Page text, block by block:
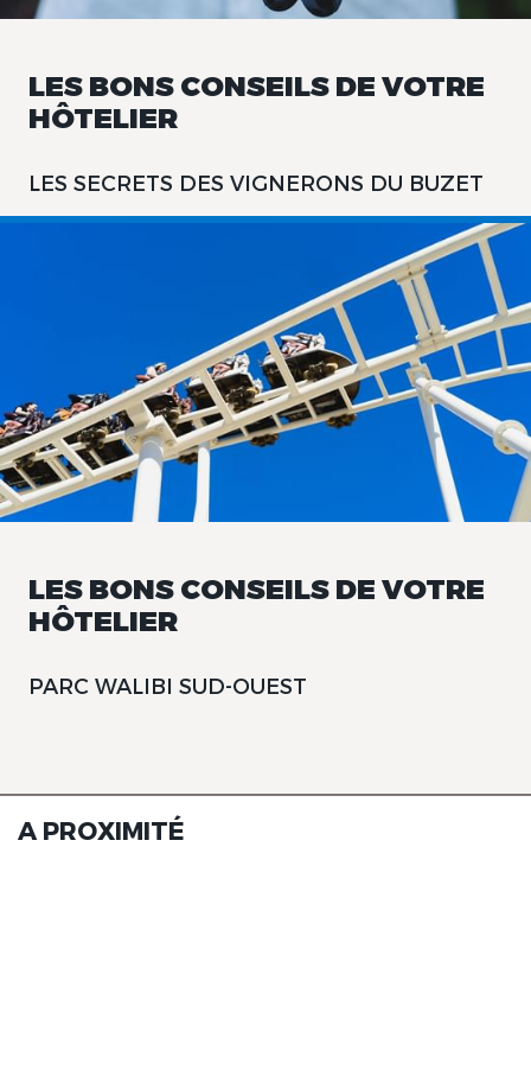
LES BONS CONSEILS DE VOTRE
HÔTELIER
LES SECRETS DES VIGNERONS DU BUZET
LES BONS CONSEILS DE VOTRE
HÔTELIER
PARC WALIBI SUD-OUEST
A PROXIMITÉ